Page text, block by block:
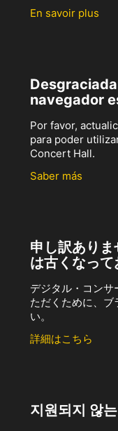
En savoir plus
navegador
Por favor,
para poder
Concert Hall.
Saber más
申し訳あり
は古くなっ
デジタル・コン
ただくために、ブ
い。
詳細はこちら
지원되지 않